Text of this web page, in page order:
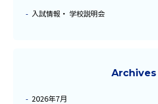
入試情報・ 学校説明会
Archives
2026年7月